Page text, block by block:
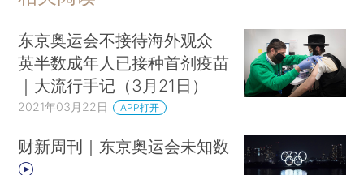
东京奥运会不接待海外观众
英半数成年人已接种首剂疫苗
｜大流行手记（3月21日）
2021年03月22日 APP打开
财新周刊｜东京奥运会未知数